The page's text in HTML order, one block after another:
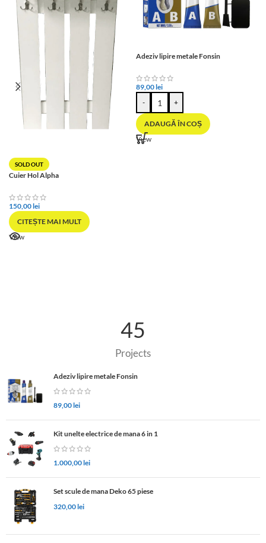
SOLD OUT
Cuier Hol Alpha
150,00lei
CITEȘTE MAI MULT
View
Adeziv lipire metale Fonsin
89,00lei
-
+
ADAUGĂ ÎN COȘ
View
45
Projects
Adeziv lipire metale Fonsin
89,00lei
Kit unelte electrice de mana 6 in 1
1.000,00lei
Set scule de mana Deko 65 piese
320,00lei